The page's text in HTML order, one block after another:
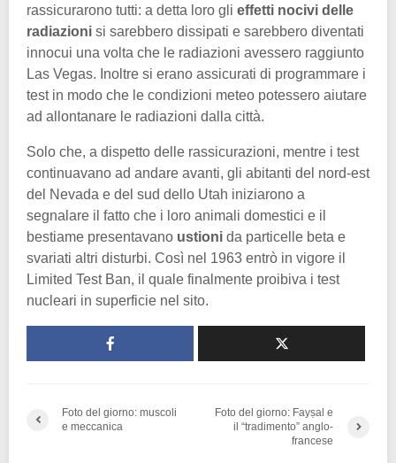
rassicurarono tutti: a detta loro gli effetti nocivi delle
radiazioni si sarebbero dissipati e sarebbero diventati
innocui una volta che le radiazioni avessero raggiunto
Las Vegas. Inoltre si erano assicurati di programmare i
test in modo che le condizioni meteo potessero aiutare
ad allontanare le radiazioni dalla città.
Solo che, a dispetto delle rassicurazioni, mentre i test
continuavano ad andare avanti, gli abitanti del nord-est
del Nevada e del sud dello Utah iniziarono a
segnalare il fatto che i loro animali domestici e il
bestiame presentavano ustioni da particelle beta e
svariati altri disturbi. Così nel 1963 entrò in vigore il
Limited Test Ban, il quale finalmente proibiva i test
nucleari in superficie nel sito.
Foto del giorno: muscoli
e meccanica
Foto del giorno: Fayṣal e
il “tradimento” anglo-
francese